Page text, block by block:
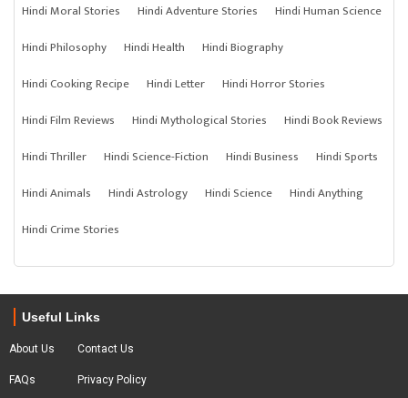
Hindi Moral Stories
Hindi Adventure Stories
Hindi Human Science
Hindi Philosophy
Hindi Health
Hindi Biography
Hindi Cooking Recipe
Hindi Letter
Hindi Horror Stories
Hindi Film Reviews
Hindi Mythological Stories
Hindi Book Reviews
Hindi Thriller
Hindi Science-Fiction Hindi Business
Hindi Sports
Hindi Animals
Hindi Astrology Hindi Science
Hindi Anything
Hindi Crime Stories
Useful Links
About Us
FAQs
Contact Us
Privacy Policy